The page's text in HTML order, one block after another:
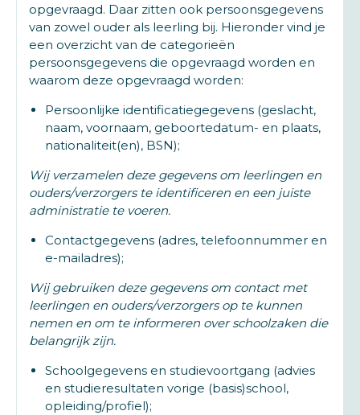
opgevraagd. Daar zitten ook persoonsgegevens
van zowel ouder als leerling bij. Hieronder vind je
een overzicht van de categorieën
persoonsgegevens die opgevraagd worden en
waarom deze opgevraagd worden:
Persoonlijke identificatiegegevens (geslacht,
naam, voornaam, geboortedatum- en plaats,
nationaliteit(en), BSN);
Wij verzamelen deze gegevens om leerlingen en
ouders/verzorgers te identificeren en een juiste
administratie te voeren.
Contactgegevens (adres, telefoonnummer en
e-mailadres);
Wij gebruiken deze gegevens om contact met
leerlingen en ouders/verzorgers op te kunnen
nemen en om te informeren over schoolzaken die
belangrijk zijn.
Schoolgegevens en studievoortgang (advies
en studieresultaten vorige (basis)school,
opleiding/profiel);